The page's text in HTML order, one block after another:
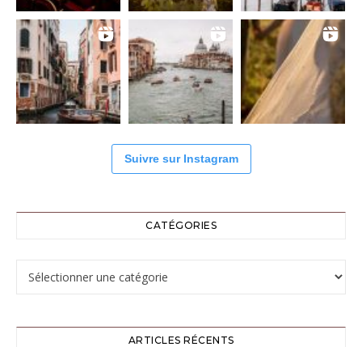
Suivre sur Instagram
CATÉGORIES
Catégories
ARTICLES RÉCENTS